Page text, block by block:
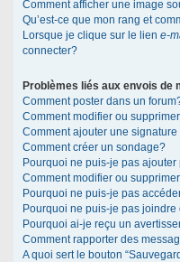
Comment afficher une image
Qu’est-ce que mon rang et
Lorsque je clique sur le lien e-
connecter?
Problèmes liés aux envois de
Comment poster dans un
Comment modifier ou
Comment ajouter une
Comment créer un sondage?
Pourquoi ne puis-je pas
Comment modifier ou
Pourquoi ne puis-je pas
Pourquoi ne puis-je pas
Pourquoi ai-je reçu un
Comment rapporter des
A quoi sert le bouton